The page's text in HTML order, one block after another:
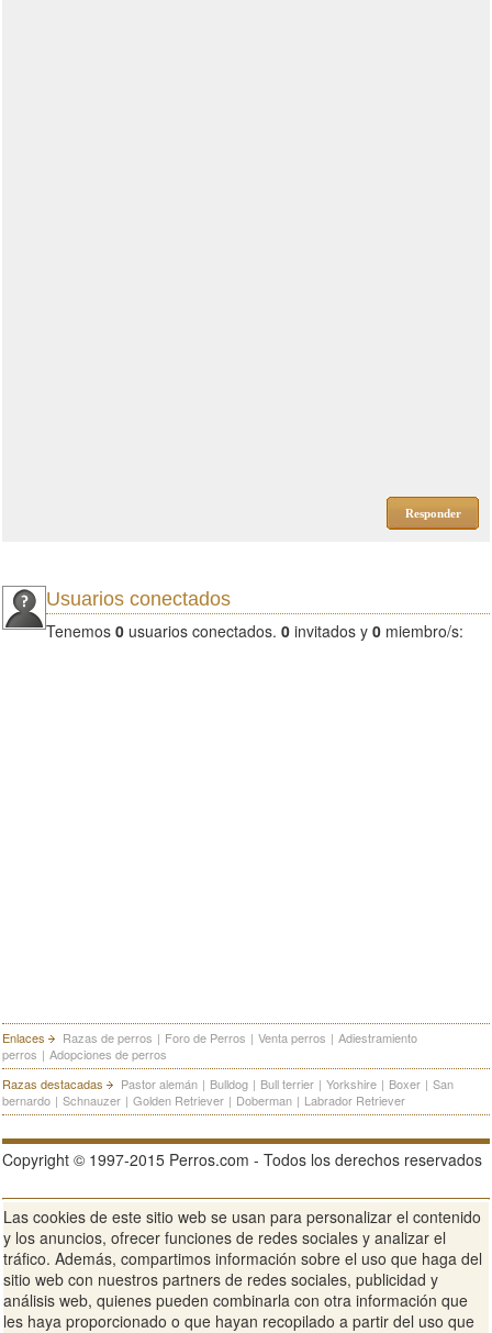
Responder
Usuarios conectados
Tenemos 0 usuarios conectados. 0 invitados y 0 miembro/s:
Enlaces Razas de perros | Foro de Perros | Venta perros | Adiestramiento
perros | Adopciones de perros
Razas destacadas
Pastor alemán | Bulldog | Bull terrier | Yorkshire | Boxer | San
bernardo | Schnauzer | Golden Retriever | Doberman | Labrador Retriever
Copyright © 1997-2015 Perros.com - Todos los derechos reservados
Publicidad en Perros.com | Contacte | Aviso Legal Política de
privacidad | Condiciones de uso
Ver sitio web completo
Las cookies de este sitio web se usan para personalizar el contenido
y los anuncios, ofrecer funciones de redes sociales y analizar el
tráfico. Además, compartimos información sobre el uso que haga del
sitio web con nuestros partners de redes sociales, publicidad y
análisis web, quienes pueden combinarla con otra información que
les haya proporcionado o que hayan recopilado a partir del uso que